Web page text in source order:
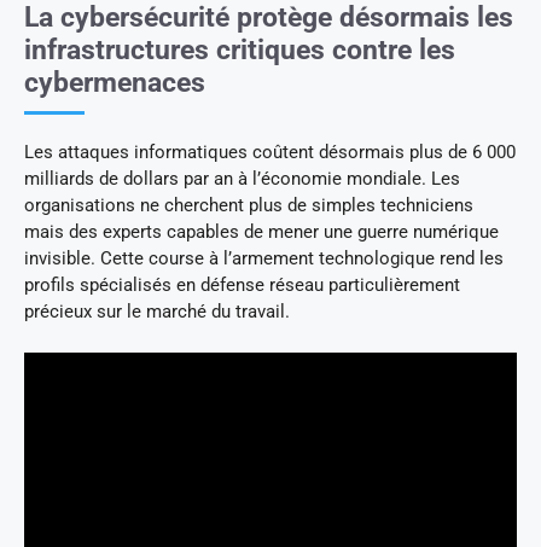
La cybersécurité protège désormais les
infrastructures critiques contre les
cybermenaces
Les attaques informatiques coûtent désormais plus de 6 000
milliards de dollars par an à l’économie mondiale. Les
organisations ne cherchent plus de simples techniciens
mais des experts capables de mener une guerre numérique
invisible. Cette course à l’armement technologique rend les
profils spécialisés en défense réseau particulièrement
précieux sur le marché du travail.